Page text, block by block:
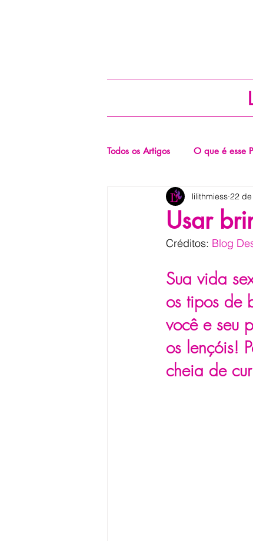
Todos os Artigos O que é esse
Usar
lilithmiess 22
Créditos: Blog
Sua vida
os tipos de
você e seu
os lençóis!
cheia de